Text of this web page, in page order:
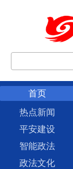
首页
热点新闻
平安建设
智能政法
政法文化